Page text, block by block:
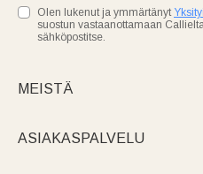
Olen lukenut ja ymmärtänyt
suostun vastaanottamaan
sähköpostitse.
MEISTÄ
ASIAKASPALVELU